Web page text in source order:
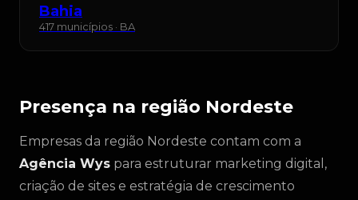
Bahia
417 municípios · BA
Presença na região Nordeste
Empresas da região Nordeste contam com a
Agência Wys para estruturar marketing digital,
criação de sites e estratégia de crescimento